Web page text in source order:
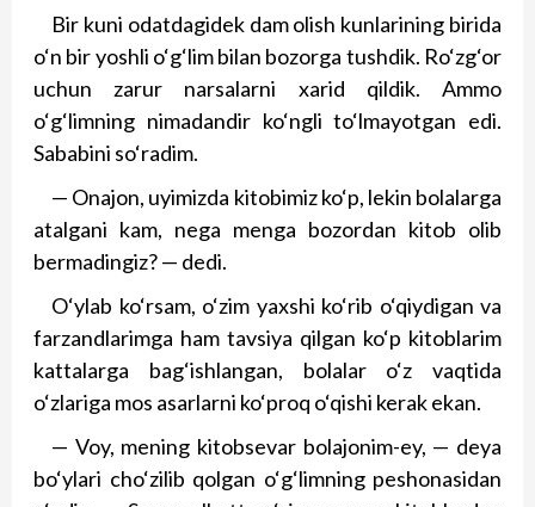
Bir kuni odatdagidek dam olish kunlarining birida
o‘n bir yoshli o‘g‘lim bilan bozorga tushdik. Ro‘zg‘or
uchun zarur narsalarni xarid qildik. Ammo
o‘g‘limning nimadandir ko‘ngli to‘lmayotgan edi.
Sababini so‘radim.
— Onajon, uyimizda kitobimiz ko‘p, lekin bolalarga
atalgani kam, nega menga bozordan kitob olib
bermadi­ngiz? — dedi.
O‘ylab ko‘rsam, o‘zim yaxshi ko‘rib o‘qiydigan va
farzandlarimga ham tavsiya qilgan ko‘p kitoblarim
kattalarga bag‘ishlangan, bolalar o‘z vaqtida
o‘zlariga mos asarlarni ko‘proq o‘qishi kerak ekan.
— Voy, mening kitobsevar bolajonim-ey, — deya
bo‘ylari cho‘zilib qolgan o‘g‘limning peshonasidan